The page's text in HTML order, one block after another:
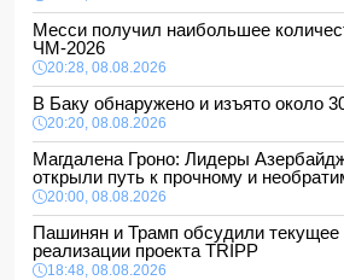
Месси получил наибольшее
ЧМ-2026
20:28, 08.08.2026
В Баку обнаружено и изъято около
20:20, 08.08.2026
Магдалена Гроно: Лидеры
открыли путь к прочному и
20:00, 08.08.2026
Пашинян и Трамп обсудили текущее
реализации проекта TRIPP
18:48, 08.08.2026